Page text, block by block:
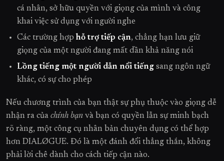
cá nhân, sở hữu quyền với giọng của mình và công
khai việc sử dụng với người nghe
Các trường hợphỗ trợ tiếp cận, chẳng hạn lưu giữ
giọng của một người đang mất dần khả năng nói
Lồng tiếng một người dẫn nổi tiếng sang ngôn ngữ
khác, có sự cho phép
Nếu chương trình của bạn thật sự phụ thuộc vào giọng dễ
nhận ra của chính bạn và bạn có quyền lẫn sự minh bạch
rõ ràng, một công cụ nhân bản chuyên dụng có thể hợp
hơn DIALØGUE. Đó là một đánh đổi thẳng thắn, không
phải lời chê dành cho cách tiếp cận nào.